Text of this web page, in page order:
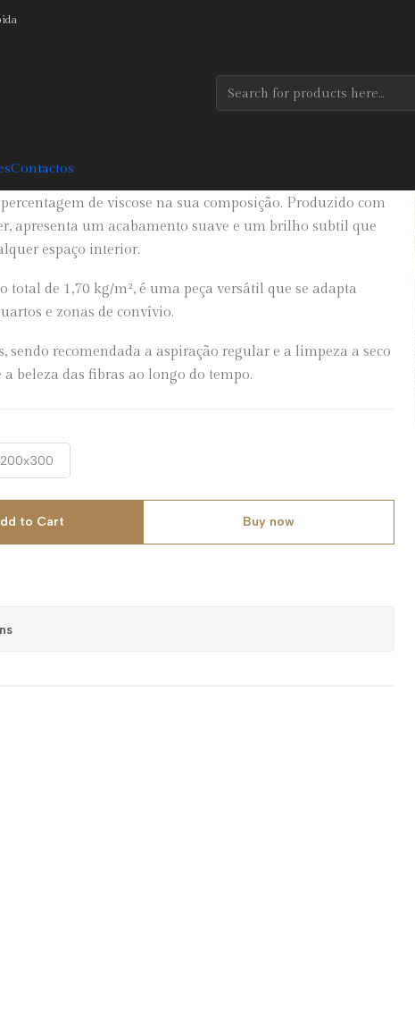
Contactos
sua estética elegante e pelo toque refinado
de viscose na sua composição. Produzido com
apresenta um acabamento suave e um brilho subtil que
espaço interior.
total de 1,70 kg/m², é uma peça versátil que se adapta
e zonas de convívio.
sendo recomendada a aspiração regular e a limpeza a seco
beleza das fibras ao longo do tempo.
200x300
to Cart Buy now